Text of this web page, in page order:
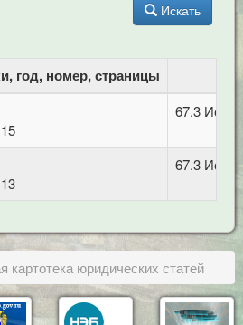
Искать
год, номер, страницы
67.3
67.3
картотека юридических статей